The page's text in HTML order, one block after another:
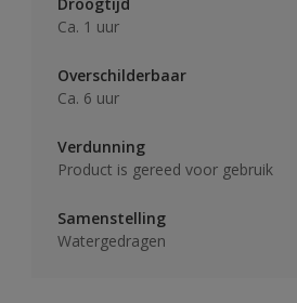
Ca. 1 uur
Overschilderbaar
Ca. 6 uur
Verdunning
Product is gereed voor gebruik
Samenstelling
Watergedragen